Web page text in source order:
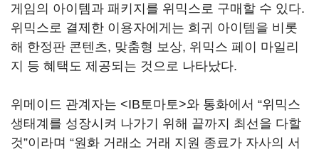
게임의 아이템과 패키지를 위믹스로 구매할 수 있다.
위믹스로 결제한 이용자에게는 희귀 아이템을 비롯
해 한정판 콘텐츠, 맞춤형 보상, 위믹스 페이 마일리
지 등 혜택도 제공되는 것으로 나타났다.
위메이드 관계자는 <IB토마토>와 통화에서 “위믹스
생태계를 성장시켜 나가기 위해 끝까지 최선을 다할
것”이라며 “원화 거래소 거래 지원 종료가 자사의 서